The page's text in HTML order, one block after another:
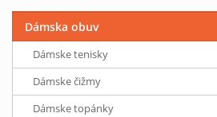
Dámska obuv
Dámske tenisky
Dámske čižmy
Dámske topánky